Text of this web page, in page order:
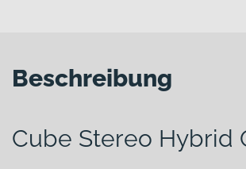
Beschreibung
Cube Stereo Hybrid